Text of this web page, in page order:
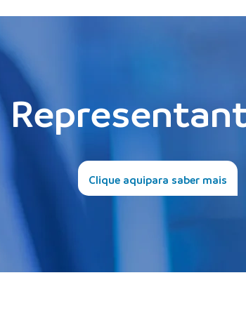
Clique aquipara saber mais